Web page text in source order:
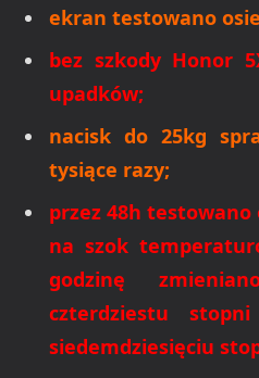
ekran testowano
bez szkody Honor
upadków;
nacisk do 25kg
tysiące razy;
przez 48h testowano
na szok
godzinę
czterdziestu
siedemdziesięciu